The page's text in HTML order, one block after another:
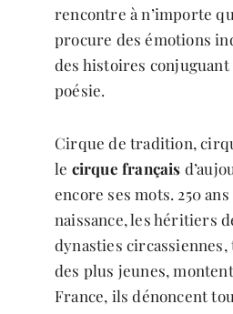
rencontre à n’importe
procure des émotions
des histoires
poésie.
Cirque de tradition,
le cirque français
encore ses mots. 250 ans
naissance, les héritiers
dynasties
des plus jeunes,
France, ils dénoncent